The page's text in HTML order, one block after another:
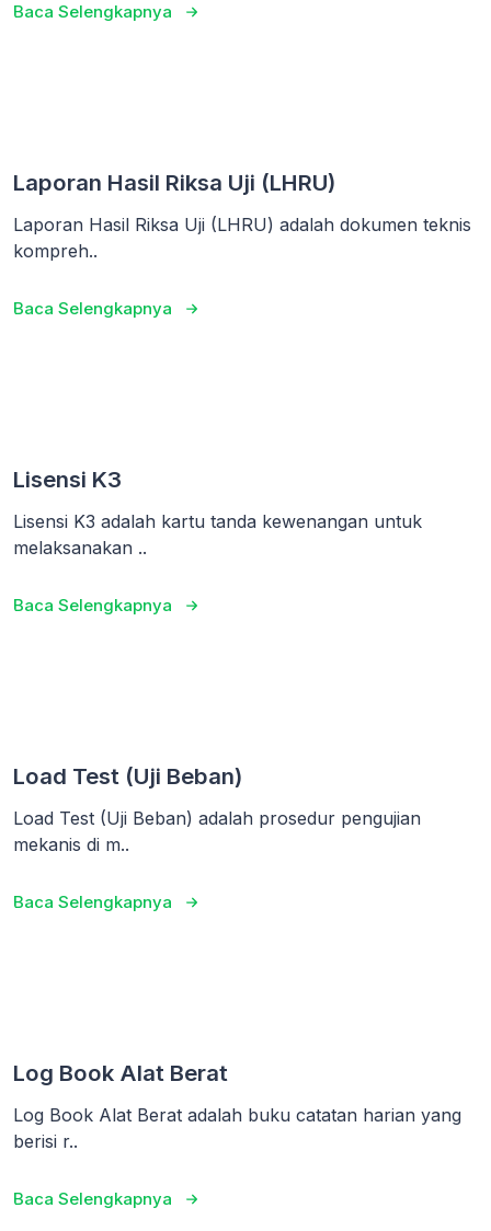
Baca Selengkapnya
Laporan Hasil Riksa Uji (LHRU)
Laporan Hasil Riksa Uji (LHRU) adalah dokumen teknis
kompreh..
Baca Selengkapnya
Lisensi K3
Lisensi K3 adalah kartu tanda kewenangan untuk
melaksanakan ..
Baca Selengkapnya
Load Test (Uji Beban)
Load Test (Uji Beban) adalah prosedur pengujian
mekanis di m..
Baca Selengkapnya
Log Book Alat Berat
Log Book Alat Berat adalah buku catatan harian yang
berisi r..
Baca Selengkapnya